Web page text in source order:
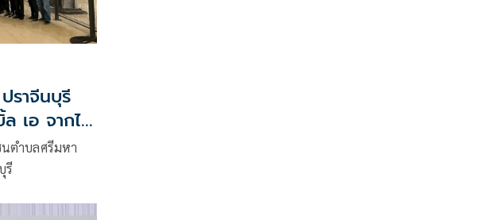
ราจีนบุรี
เอ จากไม้
ลก
ตำบลศรีมหา
รี